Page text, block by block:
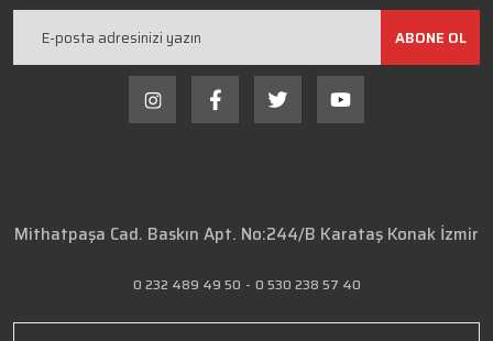
ABONE OL
Mithatpaşa Cad. Baskın Apt. No:244/B Karataş Konak İzmir
0 232 489 49 50 - 0 530 238 57 40